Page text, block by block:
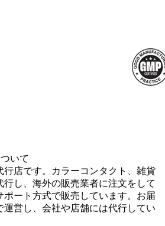
いて
行店です。カラーコンタクト、雑貨
行し、海外の販売業者に注文をして
ポート方式で販売しています。お届
運営し、会社や店舗には代行してい